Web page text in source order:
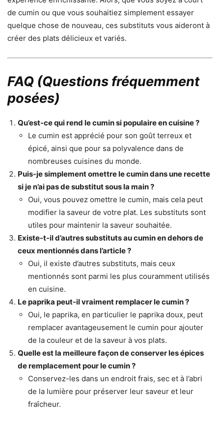
de cumin ou que vous souhaitiez simplement essayer
quelque chose de nouveau, ces substituts vous aideront à
créer des plats délicieux et variés.
FAQ (Questions fréquemment
posées)
Qu’est-ce qui rend le cumin si populaire en cuisine ?
Le cumin est apprécié pour son goût terreux et
épicé, ainsi que pour sa polyvalence dans de
nombreuses cuisines du monde.
Puis-je simplement omettre le cumin dans une recette
si je n’ai pas de substitut sous la main ?
Oui, vous pouvez omettre le cumin, mais cela peut
modifier la saveur de votre plat. Les substituts sont
utiles pour maintenir la saveur souhaitée.
Existe-t-il d’autres substituts au cumin en dehors de
ceux mentionnés dans l’article ?
Oui, il existe d’autres substituts, mais ceux
mentionnés sont parmi les plus couramment utilisés
en cuisine.
Le paprika peut-il vraiment remplacer le cumin ?
Oui, le paprika, en particulier le paprika doux, peut
remplacer avantageusement le cumin pour ajouter
de la couleur et de la saveur à vos plats.
Quelle est la meilleure façon de conserver les épices
de remplacement pour le cumin ?
Conservez-les dans un endroit frais, sec et à l’abri
de la lumière pour préserver leur saveur et leur
fraîcheur.